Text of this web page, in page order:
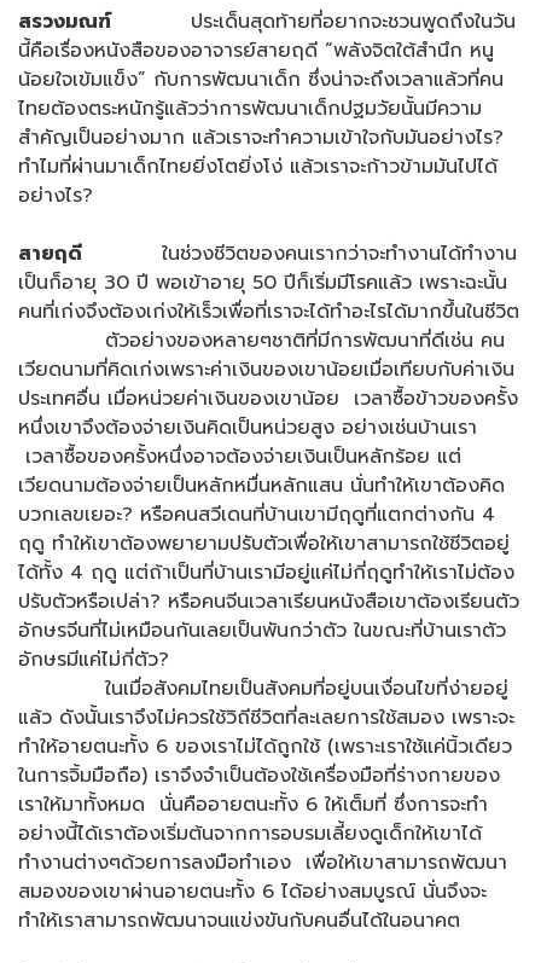
สรวงมณฑ์
ประเด็นสุดท้ายที่อยากจะชวนพูดถึงในวัน
นี้คือเรื่องหนังสือของอาจารย์สายฤดี “พลังจิตใต้สำนึก หนู
น้อยใจเข้มแข็ง” กับการพัฒนาเด็ก ซึ่งน่าจะถึงเวลาแล้วที่คน
ไทยต้องตระหนักรู้แล้วว่าการพัฒนาเด็กปฐมวัยนั้นมีความ
สำคัญเป็นอย่างมาก แล้วเราจะทำความเข้าใจกับมันอย่างไร?
ทำไมที่ผ่านมาเด็กไทยยิ่งโตยิ่งโง่ แล้วเราจะก้าวข้ามมันไปได้
อย่างไร?
สายฤดี
ในช่วงชีวิตของคนเรากว่าจะทำงานได้ทำงาน
เป็นก็อายุ 30 ปี พอเข้าอายุ 50 ปีก็เริ่มมีโรคแล้ว เพราะฉะนั้น
คนที่เก่งจึงต้องเก่งให้เร็วเพื่อที่เราจะได้ทำอะไรได้มากขึ้นในชีวิต
ตัวอย่างของหลายๆชาติที่มีการพัฒนาที่ดีเช่น คน
เวียดนามที่คิดเก่งเพราะค่าเงินของเขาน้อยเมื่อเทียบกับค่าเงิน
ประเทศอื่น เมื่อหน่วยค่าเงินของเขาน้อย เวลาซื้อข้าวของครั้ง
หนึ่งเขาจึงต้องจ่ายเงินคิดเป็นหน่วยสูง อย่างเช่นบ้านเรา
เวลาซื้อของครั้งหนึ่งอาจต้องจ่ายเงินเป็นหลักร้อย แต่
เวียดนามต้องจ่ายเป็นหลักหมื่นหลักแสน นั่นทำให้เขาต้องคิด
บวกเลขเยอะ? หรือคนสวีเดนที่บ้านเขามีฤดูที่แตกต่างกัน 4
ฤดู ทำให้เขาต้องพยายามปรับตัวเพื่อให้เขาสามารถใช้ชีวิตอยู่
ได้ทั้ง 4 ฤดู แต่ถ้าเป็นที่บ้านเรามีอยู่แค่ไม่กี่ฤดูทำให้เราไม่ต้อง
ปรับตัวหรือเปล่า? หรือคนจีนเวลาเรียนหนังสือเขาต้องเรียนตัว
อักษรจีนที่ไม่เหมือนกันเลยเป็นพันกว่าตัว ในขณะที่บ้านเราตัว
อักษรมีแค่ไม่กี่ตัว?
ในเมื่อสังคมไทยเป็นสังคมที่อยู่บนเงื่อนไขที่ง่ายอยู่
แล้ว ดังนั้นเราจึงไม่ควรใช้วิถีชีวิตที่ละเลยการใช้สมอง เพราะจะ
ทำให้อายตนะทั้ง 6 ของเราไม่ได้ถูกใช้ (เพราะเราใช้แค่นิ้วเดียว
ในการจิ้มมือถือ) เราจึงจำเป็นต้องใช้เครื่องมือที่ร่างกายของ
เราให้มาทั้งหมด นั่นคืออายตนะทั้ง 6 ให้เต็มที่ ซึ่งการจะทำ
อย่างนี้ได้เราต้องเริ่มต้นจากการอบรมเลี้ยงดูเด็กให้เขาได้
ทำงานต่างๆด้วยการลงมือทำเอง เพื่อให้เขาสามารถพัฒนา
สมองของเขาผ่านอายตนะทั้ง 6 ได้อย่างสมบูรณ์ นั่นจึงจะ
ทำให้เราสามารถพัฒนาจนแข่งขันกับคนอื่นได้ในอนาคต